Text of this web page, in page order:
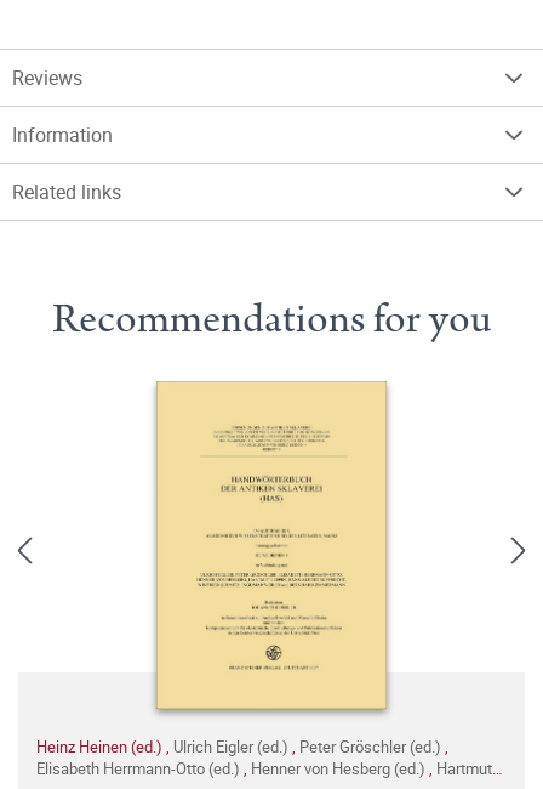
Reviews
Information
Related links
Recommendations for you
Heinz Heinen (ed.) , Ulrich Eigler (ed.) , Peter Gröschler (ed.) ,
Elisabeth Herrmann-Otto (ed.) , Henner von Hesberg (ed.) , Hartmut